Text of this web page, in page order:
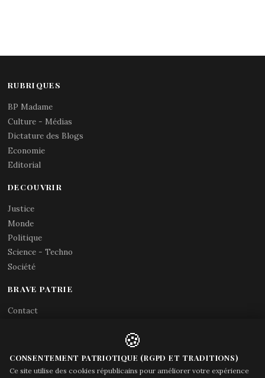
RUBRIQUES
BP Madame
Culture - Médias
Dictature des Blogs
Economie
Editorial
DECOUVRIR
Justice
Monde
Politique
Science - Techno
Société
BRAVE PATRIE
Contact
Acces gouvernement
🍪
CONSENTEMENT PATRIOTIQUE (RGPD ET TRADITIONS)
Ce site utilise des cookies républicains pour améliorer votre expérience